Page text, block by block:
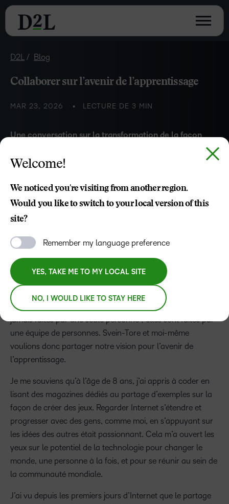
D2L Blog
Collaborer sur l’avenir de l’apprentissage
MAR 23, 2026 LECTURE DE 3 MIN
Une conversation sur la transformation de lafaçon
(fondateur de
D2L) et Svein -Tore Griff With
John Baker
Steve Jobs a dit un jour que les grandes choses ne sont
jamais faites par une seule personne ; elles sont faites par
une équipe de personnes. Svein-Tore et moi-même
voulions donc partager notre vision pour l’avenir de
l’apprentissage.
Je me souviens qu’à l’âge de 8 ans, j’ai appris à coder en
lisant des magazines dédiés au partage d’exemples sur la
façon de créer des jeux. Regarder Internet s’étendre et
progresser avec des gens, comme moi, en s’appuyant sur
les idées des autres était passionnant. Cela m’a ouvert les
yeux sur le potentiel de la technologie pour changer le
monde, une personne à la fois, et pour se réunir au sein de
la communauté mondiale.
J’ai vu depuis les premiers jours d’Internet que le partage
Welcome!
We noticed you're visiting from another region.
Would you like to switch to your local version of this
site?
Remember my language preference
YES, TAKE ME TO MY LOCAL SITE
NO, I WOULD LIKE TO STAY HERE